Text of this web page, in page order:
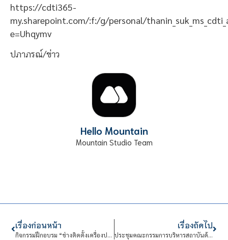
https://cdti365-
my.sharepoint.com/:f:/g/personal/
e=Uhqymv
ปภาภรณ์/ข่าว
Hello Mountain
Mountain Studio Team
เรื่องก่อนหน้า
กิจกรรมฝึกอบรม “ช่างติดตั้งเครื่องปรับอากาศในบ้านและอาคารพาณิชย์ขนาดเล็ก หลักสูตร 18 ชั่วโมง” ครั้งที่ 2
เรื่องถัดไป
ประชุมคณะกรรมการบริหารสถาบันด้านการบริหารงานนบุคคล (กบค.)